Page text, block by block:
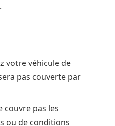
votre véhicule de
pas couverte par
couvre pas les
ou de conditions